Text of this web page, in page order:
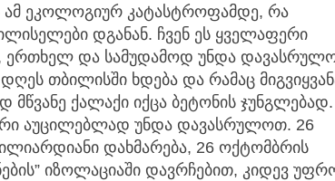
ამ ეკოლოგიურ კატასტროფამდე, რა
დგანან. ჩვენ ეს ყველაფერი
ერთხელ და სამუდამოდ უნდა
თბილისში ხდება და რამაც
ქალაქი იქცა ბეტონის ჯუნგლებად.
აუცილებლად უნდა დავასრულოთ. 26
დახმარება, 26 ოქტომბრის
იზოლაციაში დავრჩებით, კიდევ